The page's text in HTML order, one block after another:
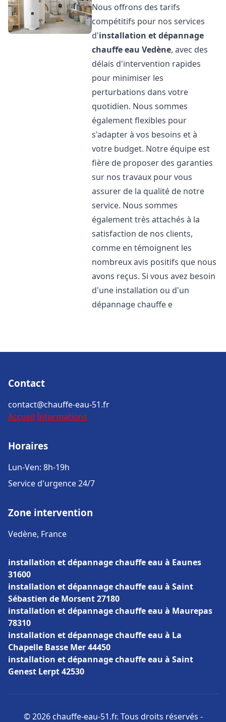
Nous offrons des tarifs
compétitifs pour nos services
d'installation et dépannage
chauffe eau Vedène, avec des
délais d'intervention rapides
pour minimiser les
perturbations dans votre
quotidien. Nous sommes
également flexibles pour
s'adapter à vos besoins et à
votre budget. Notre équipe est
fière de proposer des garanties
sur nos travaux pour vous
assurer de la qualité de notre
service. Nous sommes
également très attachés à la
satisfaction de nos clients,
comme en témoignent les
nombreux avis positifs que nous
avons reçus. Si vous avez besoin
d'une installation ou d'un
dépannage chauffe e
Contact
contact@chauffe-eau-51.fr
Accueil Informations
Horaires
Lun-Ven: 8h-19h
Service d'urgence 24/7
Zone intervention
Vedène, France
installation et dépannage chauffe eau à Eaunes
31600
installation et dépannage chauffe eau à Saint
Sébastien de Morsent 27180
installation et dépannage chauffe eau à Maurepas
78310
installation et dépannage chauffe eau à La
Chapelle Basse Mer 44450
installation et dépannage chauffe eau à Saint
Genest Lerpt 42530
© 2026 chauffe-eau-51.fr. Tous droits réservés -